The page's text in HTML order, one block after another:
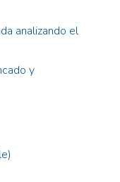
analizando el
y